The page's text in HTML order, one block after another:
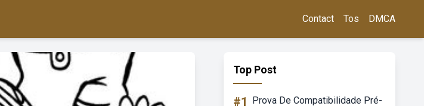
Contact Tos DMCA
Top Post
#1
Prova De Compatibilidade Pré-